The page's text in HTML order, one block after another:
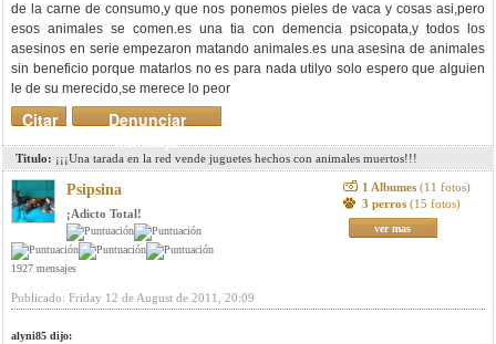
de la carne de consumo,y que nos ponemos pieles de vaca y cosas asi,pero
esos animales se comen.es una tia con demencia psicopata,y todos los
asesinos en serie empezaron matando animales.es una asesina de animales
sin beneficio porque matarlos no es para nada utilyo solo espero que alguien
le de su merecido,se merece lo peor
Denunciar
mensaje
Citar
Titulo: ¡¡¡Una tarada en la red vende juguetes hechos con animales muertos!!!
Psipsina
¡Adicto Total!
1927 mensajes
1 Albumes (11 fotos)
3 perros (15 fotos)
ver mas
Publicado: Friday 12 de August de 2011, 20:09
alyni85 dijo: